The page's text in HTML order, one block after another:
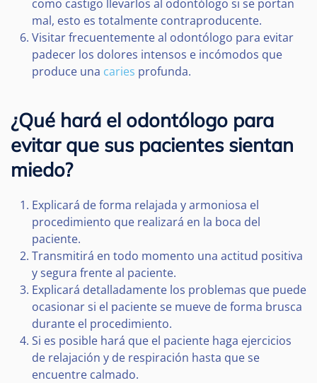
como castigo llevarlos al odontólogo si se portan
mal, esto es totalmente contraproducente.
Visitar frecuentemente al odontólogo para evitar
padecer los dolores intensos e incómodos que
produce una caries profunda.
¿Qué hará el odontólogo para
evitar que sus pacientes sientan
miedo?
Explicará de forma relajada y armoniosa el
procedimiento que realizará en la boca del
paciente.
Transmitirá en todo momento una actitud positiva
y segura frente al paciente.
Explicará detalladamente los problemas que puede
ocasionar si el paciente se mueve de forma brusca
durante el procedimiento.
Si es posible hará que el paciente haga ejercicios
de relajación y de respiración hasta que se
encuentre calmado.